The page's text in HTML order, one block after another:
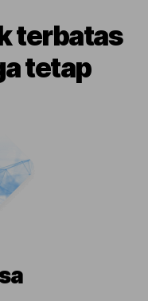
terbatas
tetap